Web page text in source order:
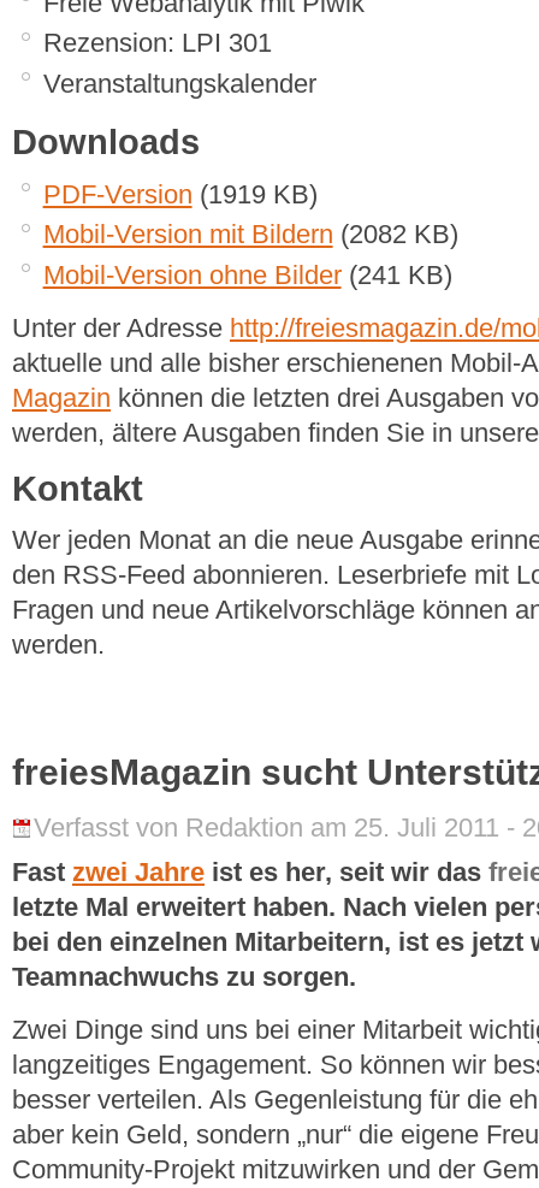
Rezension: LPI 301
Veranstaltungskalender
Downloads
PDF-Version (1919 KB)
Mobil-Version mit Bildern (2082 KB)
Mobil-Version ohne Bilder(241 KB)
Unter der Adresse http://freiesmagazin.de/
aktuelle und alle bisher erschienenen Mobil-
Magazin können die letzten drei Ausgaben
werden, ältere Ausgaben finden Sie in
Kontakt
Wer jeden Monat an die neue Ausgabe
den RSS-Feed abonnieren. Leserbriefe mit
Fragen und neue Artikelvorschläge können
werden.
freiesMagazin sucht
Verfasst von Redaktion am 25. Juli 2011 -
Fast zwei Jahre ist es her, seit wir das
letzte Mal erweitert haben. Nach vielen
bei den einzelnen Mitarbeitern, ist es jetzt
Teamnachwuchs zu sorgen.
Zwei Dinge sind uns bei einer Mitarbeit
langzeitiges Engagement. So können wir
besser verteilen. Als Gegenleistung für die
aber kein Geld, sondern „nur“ die eigene
Community-Projekt mitzuwirken und der